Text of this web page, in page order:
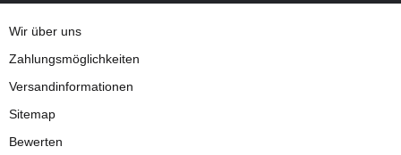
Wir über uns
Zahlungsmöglichkeiten
Versandinformationen
Sitemap
Bewerten